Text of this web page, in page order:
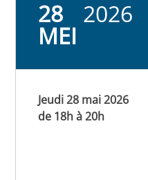
28
MEI
2026
Jeudi 28 mai 2026
de 18h à 20h